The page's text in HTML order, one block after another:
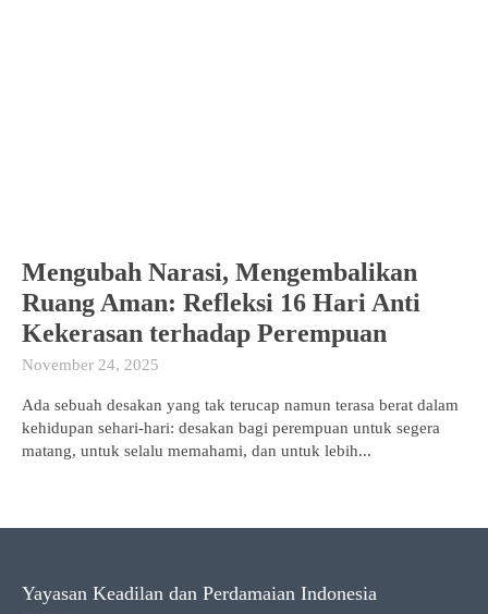
Mengubah Narasi, Mengembalikan
Ruang Aman: Refleksi 16 Hari Anti
Kekerasan terhadap Perempuan
November 24, 2025
Ada sebuah desakan yang tak terucap namun terasa berat dalam
kehidupan sehari-hari: desakan bagi perempuan untuk segera
matang, untuk selalu memahami, dan untuk lebih...
Yayasan Keadilan dan Perdamaian Indonesia